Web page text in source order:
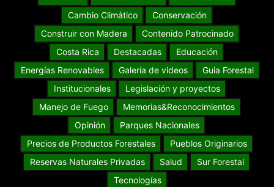
Cambio Climático
Conservación
Construir con Madera
Contenido Patrocinado
Costa Rica
Destacadas
Educación
Energías Renovables
Galería de videos
Guia Forestal
Institucionales
Legislación y proyectos
Manejo de Fuego
Memorias&Reconocimientos
Opinión
Parques Nacionales
Precios de Productos Forestales
Pueblos Originarios
Reservas Naturales Privadas
Salud
Sur Forestal
Tecnologías